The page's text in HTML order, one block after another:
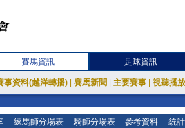
賽馬資訊 足球資訊
事資料(越洋轉播) 賽馬新聞 主要賽事 視聽播
練馬師分場表 騎師分場表 參考資料 統